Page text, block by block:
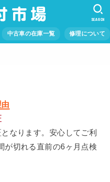
中古車の在庫一覧 修理について
SEARCH
なります。安心してご利
が切れる直前の6ヶ月点検